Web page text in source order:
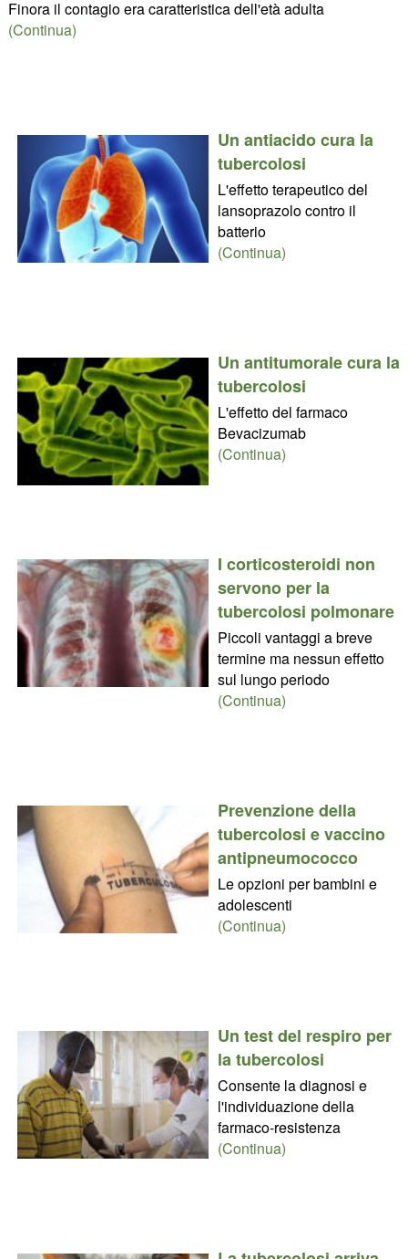
Finora il contagio era caratteristica dell'età adulta
(Continua)
Un antiacido cura la
tubercolosi
L'effetto terapeutico del
lansoprazolo contro il
batterio
(Continua)
Un antitumorale cura la
tubercolosi
L'effetto del farmaco
Bevacizumab
(Continua)
I corticosteroidi non
servono per la
tubercolosi polmonare
Piccoli vantaggi a breve
termine ma nessun effetto
sul lungo periodo
(Continua)
Prevenzione della
tubercolosi e vaccino
antipneumococco
Le opzioni per bambini e
adolescenti
(Continua)
Un test del respiro per
la tubercolosi
Consente la diagnosi e
l'individuazione della
farmaco-resistenza
(Continua)